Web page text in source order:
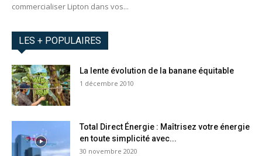
commercialiser Lipton dans vos...
LES + POPULAIRES
La lente évolution de la banane équitable
1 décembre 2010
Total Direct Énergie : Maîtrisez votre énergie
en toute simplicité avec...
30 novembre 2020